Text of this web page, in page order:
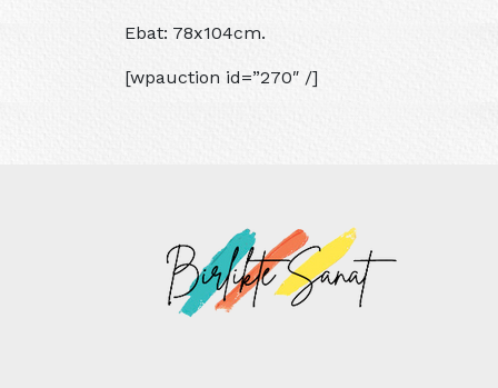
Ebat: 78x104cm.
[wpauction id=”270″ /]